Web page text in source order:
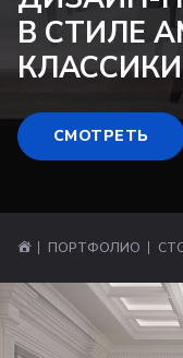
В СТИЛЕ
КЛАССИКИ
СМОТРЕТЬ
ПОРТФОЛИО